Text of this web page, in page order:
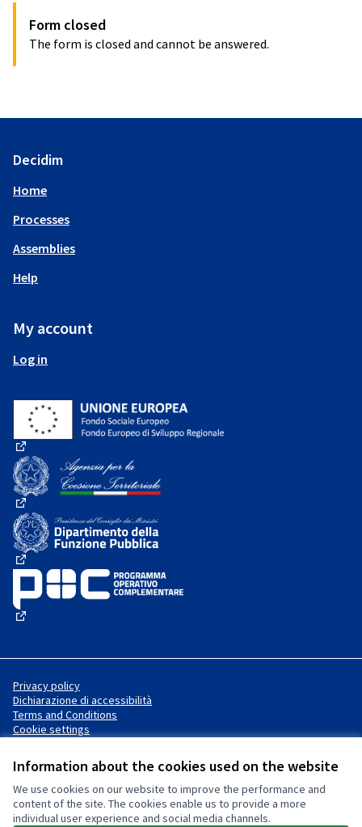
Information about the cookies used on the website
We use cookies on our website to improve the performance and
content of the site. The cookies enable us to provide a more
individual user experience and social media channels.
Form closed
The form is closed and cannot be answered.
Decidim
Home
Processes
Assemblies
Help
My account
Log in
(External link)
(External link)
(External link)
Privacy policy
Dichiarazione di accessibilità
Terms and Conditions
Cookie settings
Creative Commons License
(External link)Website made withfree software
(External link)
.